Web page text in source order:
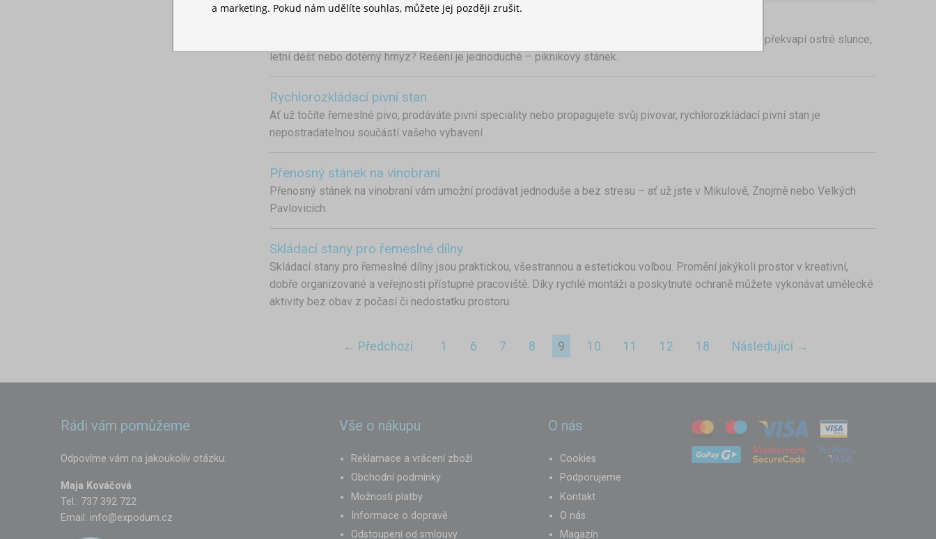
Léto je čas odpočinku, grilování, výletů a dlouhých odpolední v přírodě. Ale co když vás během pikniku překvapí ostré slunce,
letní déšť nebo dotěrný hmyz? Řešení je jednoduché – piknikový stánek.
Rychlorozkládací pivní stan
Ať už točíte řemeslné pivo, prodáváte pivní speciality nebo propagujete svůj pivovar, rychlorozkládací pivní stan je
nepostradatelnou součástí vašeho vybavení
Přenosný stánek na vinobraní
Přenosný stánek na vinobraní vám umožní prodávat jednoduše a bez stresu – ať už jste v Mikulově, Znojmě nebo Velkých
Pavlovicích.
Skládací stany pro řemeslné dílny
Skládací stany pro řemeslné dílny jsou praktickou, všestrannou a estetickou volbou. Promění jakýkoli prostor v kreativní,
dobře organizované a veřejnosti přístupné pracoviště. Díky rychlé montáži a poskytnuté ochraně můžete vykonávat umělecké
aktivity bez obav z počasí či nedostatku prostoru.
← Předchozí 1 6 7 8 9 10 11 12 18 Následující →
Rádi vám pomůžeme
Odpovíme vám na jakoukoliv otázku:
Maja Kováčová
Tel.: 737 392 722
Email: info@expodum.cz
Vše o nákupu
Reklamace a vrácení zboží
Obchodní podmínky
Možnosti platby
Informace o dopravě
Odstoupení od smlouvy
O nás
Cookies
Podporujeme
Kontakt
O nás
Magazín
a marketing. Pokud nám udělíte souhlas, můžete jej později zrušit.